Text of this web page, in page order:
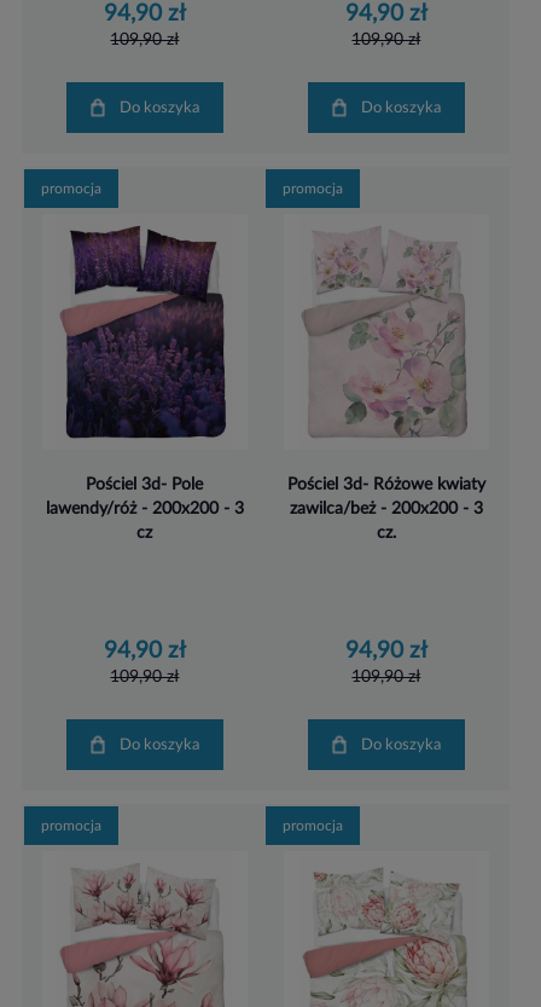
94,90 zł
109,90 zł
Do koszyka
94,90 zł
109,90 zł
Do koszyka
Pościel 3d- Pole
lawendy/róż - 200x200 - 3
cz
94,90 zł
109,90 zł
Do koszyka
promocja
Pościel 3d- Różowe kwiaty
zawilca/beż - 200x200 - 3
cz.
94,90 zł
109,90 zł
Do koszyka
promocja
promocja promocja